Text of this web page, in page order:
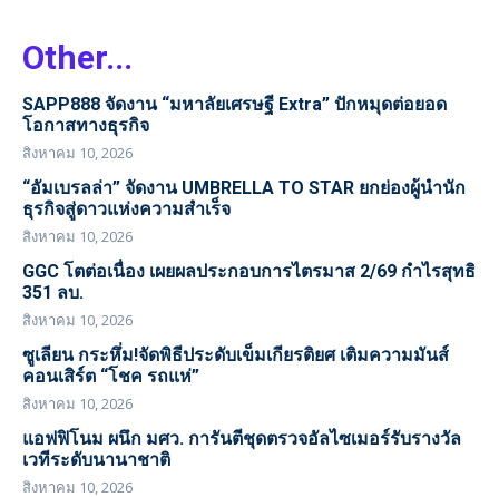
Other...
SAPP888 จัดงาน “มหาลัยเศรษฐี Extra” ปักหมุดต่อยอด
โอกาสทางธุรกิจ
สิงหาคม 10, 2026
“อัมเบรลล่า” จัดงาน UMBRELLA TO STAR ยกย่องผู้นำนัก
ธุรกิจสู่ดาวแห่งความสำเร็จ
สิงหาคม 10, 2026
GGC โตต่อเนื่อง เผยผลประกอบการไตรมาส 2/69 กำไรสุทธิ
351 ลบ.
สิงหาคม 10, 2026
ซูเลียน กระหึ่ม!จัดพิธีประดับเข็มเกียรติยศ เติมความมันส์
คอนเสิร์ต “โชค รถแห่”
สิงหาคม 10, 2026
แอฟฟิโนม ผนึก มศว. การันตีชุดตรวจอัลไซเมอร์รับรางวัล
เวทีระดับนานาชาติ
สิงหาคม 10, 2026